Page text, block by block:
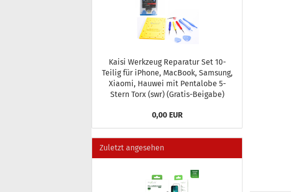
Kaisi Werk­zeug Re­pa­ra­tur Set 10-​
Teilig für iPho­ne, MacBook, Sam­sung,
Xiao­mi, Hau­wei mit Pen­talo­be 5-​
Stern Torx (swr) (Gratis-​Beigabe)
0,00 EUR
Zuletzt angesehen